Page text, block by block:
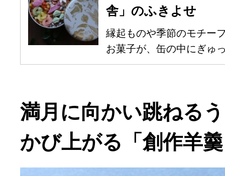
舎」のふきよせ
縁起ものや季節のモチー
お菓子が、缶の中にぎゅ
満月に向かい跳ねる
かび上がる「創作羊